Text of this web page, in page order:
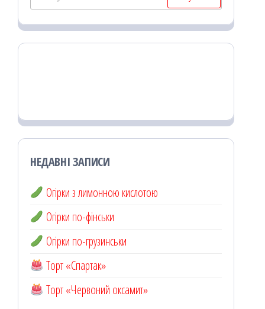
НЕДАВНІ ЗАПИСИ
Огірки з лимонною кислотою
Огірки по-фінськи
Огірки по-грузинськи
Торт «Спартак»
Торт «Червоний оксамит»